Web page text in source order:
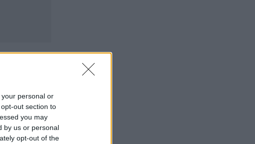
personal or
out section to
you may
by us or personal
opt-out of the